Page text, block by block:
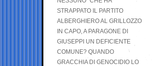
STRAPPATO IL PARTITO
ALBERGHIERO AL GRILLOZZO
IN CAPO, A PARAGONE DI
GIUSEPPI UN DEFICIENTE
COMUNE? QUANDO
GRACCHIA DI GENOCIDIO LO